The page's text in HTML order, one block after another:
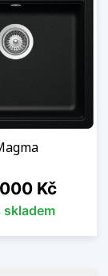
Kč
skladem